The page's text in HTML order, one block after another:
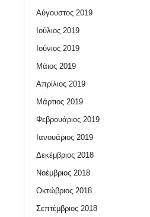
Αύγουστος 2019
Ιούλιος 2019
Ιούνιος 2019
Μάιος 2019
Απρίλιος 2019
Μάρτιος 2019
Φεβρουάριος 2019
Ιανουάριος 2019
Δεκέμβριος 2018
Νοέμβριος 2018
Οκτώβριος 2018
Σεπτέμβριος 2018